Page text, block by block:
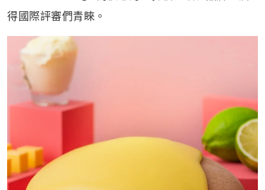
得國際評審們青睞。